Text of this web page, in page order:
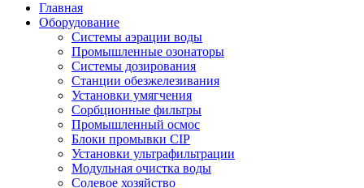
Главная
Оборудование
Системы аэрации воды
Промышленные озонаторы
Системы дозирования
Станции обезжелезивания
Установки умягчения
Сорбционные фильтры
Промышленный осмос
Блоки промывки CIP
Установки ультрафильтрации
Модульная очистка воды
Солевое хозяйство